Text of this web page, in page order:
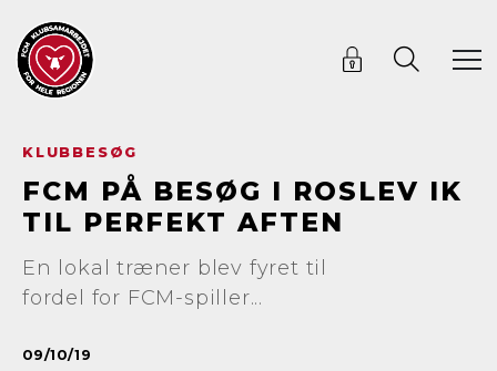
KLUBBESØG
FCM PÅ BESØG I ROSLEV IK
TIL PERFEKT AFTEN
En lokal træner blev fyret til
fordel for FCM-spiller...
09/10/19